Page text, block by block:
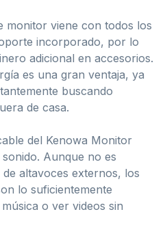
monitor viene con todos los
incorporado, por lo
adicional en accesorios.
es una gran ventaja, ya
buscando
de casa.
del Kenowa Monitor
Aunque no es
altavoces externos, los
lo suficientemente
o ver videos sin